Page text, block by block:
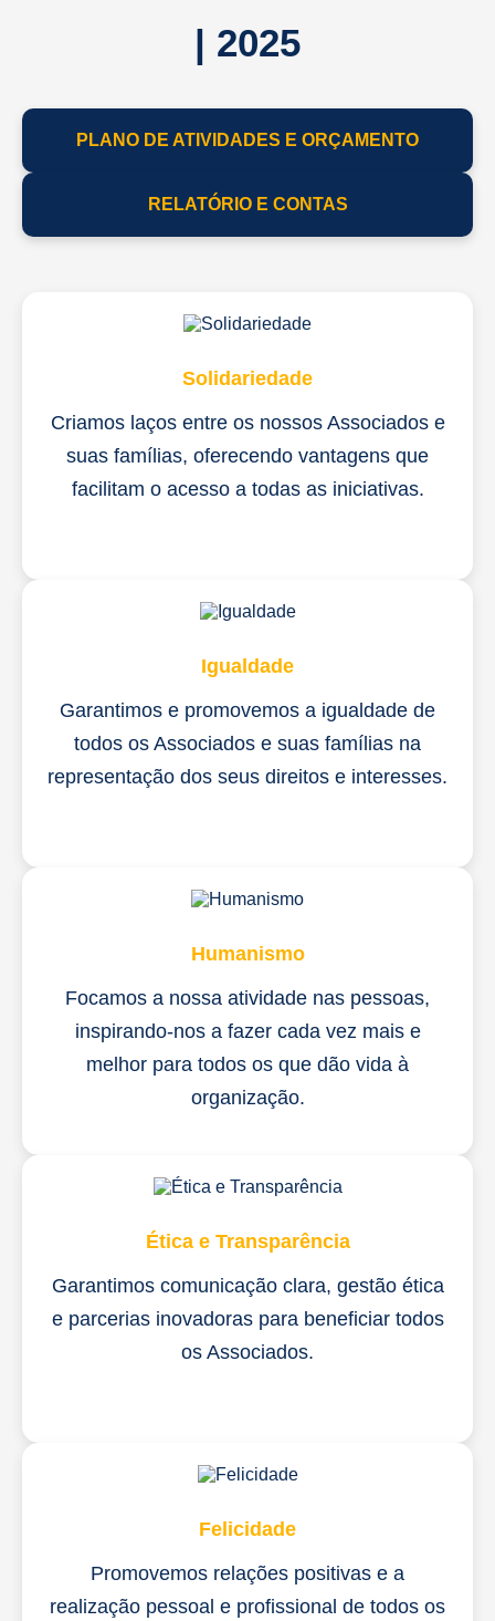
| 2025
PLANO DE ATIVIDADES E ORÇAMENTO
RELATÓRIO E CONTAS
Solidariedade
Criamos laços entre os nossos Associados e
suas famílias, oferecendo vantagens que
facilitam o acesso a todas as iniciativas.
Igualdade
Garantimos e promovemos a igualdade de
todos os Associados e suas famílias na
representação dos seus direitos e interesses.
Humanismo
Focamos a nossa atividade nas pessoas,
inspirando-nos a fazer cada vez mais e
melhor para todos os que dão vida à
organização.
Ética e Transparência
Garantimos comunicação clara, gestão ética
e parcerias inovadoras para beneficiar todos
os Associados.
Felicidade
Promovemos relações positivas e a
realização pessoal e profissional de todos os